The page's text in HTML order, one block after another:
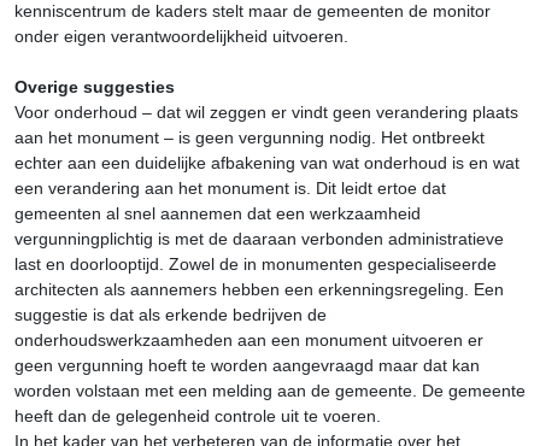
kenniscentrum de kaders stelt maar de gemeenten de monitor
onder eigen verantwoordelijkheid uitvoeren.
Overige suggesties
Voor onderhoud – dat wil zeggen er vindt geen verandering plaats
aan het monument – is geen vergunning nodig. Het ontbreekt
echter aan een duidelijke afbakening van wat onderhoud is en wat
een verandering aan het monument is. Dit leidt ertoe dat
gemeenten al snel aannemen dat een werkzaamheid
vergunningplichtig is met de daaraan verbonden administratieve
last en doorlooptijd. Zowel de in monumenten gespecialiseerde
architecten als aannemers hebben een erkenningsregeling. Een
suggestie is dat als erkende bedrijven de
onderhoudswerkzaamheden aan een monument uitvoeren er
geen vergunning hoeft te worden aangevraagd maar dat kan
worden volstaan met een melding aan de gemeente. De gemeente
heeft dan de gelegenheid controle uit te voeren.
In het kader van het verbeteren van de informatie over het